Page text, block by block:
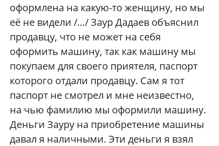
оформлена на какую-то женщину, но мы
её не видели /…/ Заур Дадаев объяснил
продавцу, что не может на себя
оформить машину, так как машину мы
покупаем для своего приятеля, паспорт
которого отдали продавцу. Сам я тот
паспорт не смотрел и мне неизвестно,
на чью фамилию мы оформили машину.
Деньги Зауру на приобретение машины
давал я наличными. Эти деньги я взял